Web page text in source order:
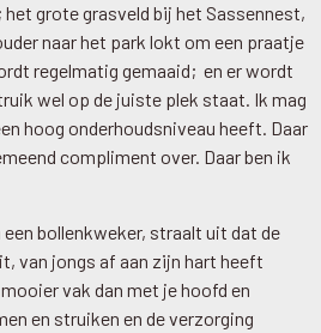
grote grasveld bij het Sassennest,
naar het park lokt om een praatje
regelmatig gemaaid; en er wordt
wel op de juiste plek staat. Ik mag
hoog onderhoudsniveau heeft. Daar
compliment over. Daar ben ik
bollenkweker, straalt uit dat de
van jongs af aan zijn hart heeft
vak dan met je hoofd en
en struiken en de verzorging